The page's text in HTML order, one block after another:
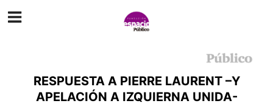
RESPUESTA A PIERRE LAURENT –Y
APELACIÓN A IZQUIERNA UNIDA-